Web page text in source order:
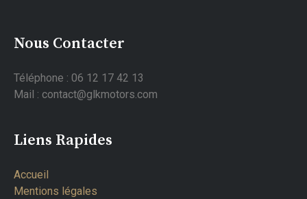
Nous Contacter
Téléphone : 06 12 17 42 13
Mail : contact@glkmotors.com
Liens Rapides
Accueil
Mentions légales